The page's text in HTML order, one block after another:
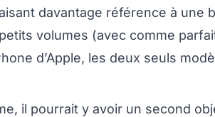
davantage référence à une
volumes (avec comme
d’Apple, les deux seuls
il pourrait y avoir un second